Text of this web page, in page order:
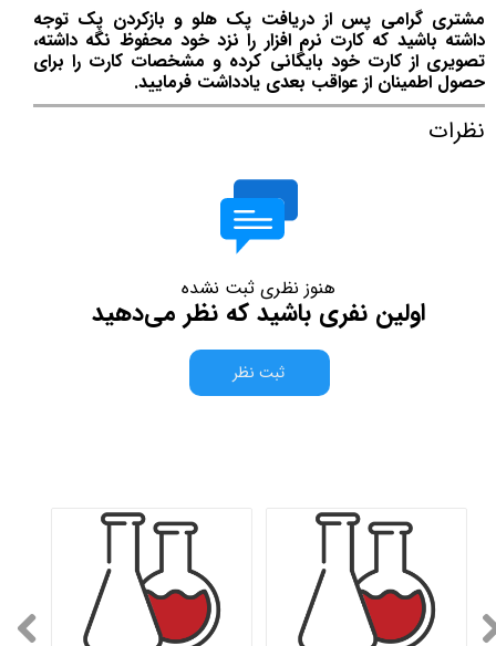
مشتری گرامی پس از دریافت پک هلو و بازکردن پک توجه
داشته باشید که کارت نرم افزار را نزد خود محفوظ نگه داشته،
تصویری از کارت خود بایگانی کرده و مشخصات کارت را برای
حصول اطمینان از عواقب بعدی یادداشت فرمایید.
نظرات
هنوز نظری ثبت نشده
اولین نفری باشید که نظر می‌دهید
ثبت نظر